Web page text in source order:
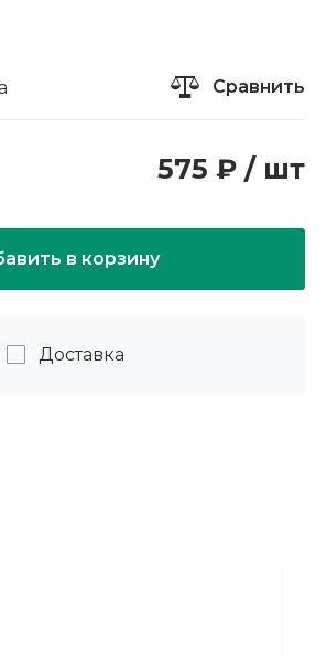
Сравнить
575 ₽ / шт
в корзину
Доставка